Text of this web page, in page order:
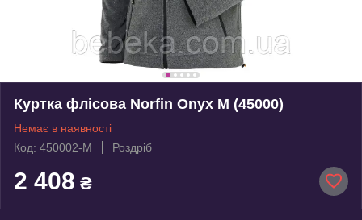
Куртка флісова Norfin Onyx M (45000)
Немає в наявності
Код: 450002-M
Роздріб
2 408 ₴